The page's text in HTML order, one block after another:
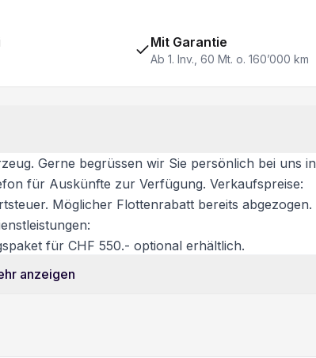
Spurverlassenswarnung
Keine Gewähr auf die Angaben der Serienausstattung
Mit Garantie
Ab 1. Inv., 60 Mt. o. 160’000 km
Gerne begrüssen wir Sie persönlich bei uns in
für Auskünfte zur Verfügung. Verkaufspreise:
Möglicher Flottenrabatt bereits abgezogen.
für CHF 550.- optional erhältlich.
anzeigen